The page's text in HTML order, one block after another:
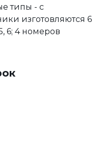
типы - с
изготовляются 6
6; 4 номеров